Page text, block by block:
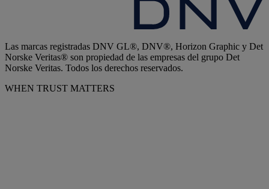
Las marcas registradas DNV GL®, DNV®, Horizon Graphic y Det
Norske Veritas® son propiedad de las empresas del grupo Det
Norske Veritas. Todos los derechos reservados.
WHEN TRUST MATTERS